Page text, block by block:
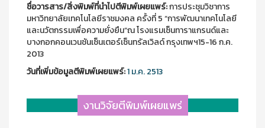
ชื่อวารสาร/สิ่งพิมพ์ที่นำไปตีพิมพ์เผยแพร์:การประชุมวิชาการ
มหาวิทยาลัยเทคโนโลยีราชมงคล ครั้งที่ 5 “การพัฒนาเทคโนโลยี
และนวัตกรรมเพื่อความยั่งยืน”ณ โรงแรมเซ็นทาราแกรนด์และ
บางกอกคอนเวนชันเซ็นเตอร์เซ็นทรัลเวิลด์ กรุงเทพฯ15-16 ก.ค.
2013
วันที่เพิ่มข้อมูลตีพิมพ์เผยแพร์:1 ม.ค. 2513
งานวิจัยตีพิมพ์เผยแพร่